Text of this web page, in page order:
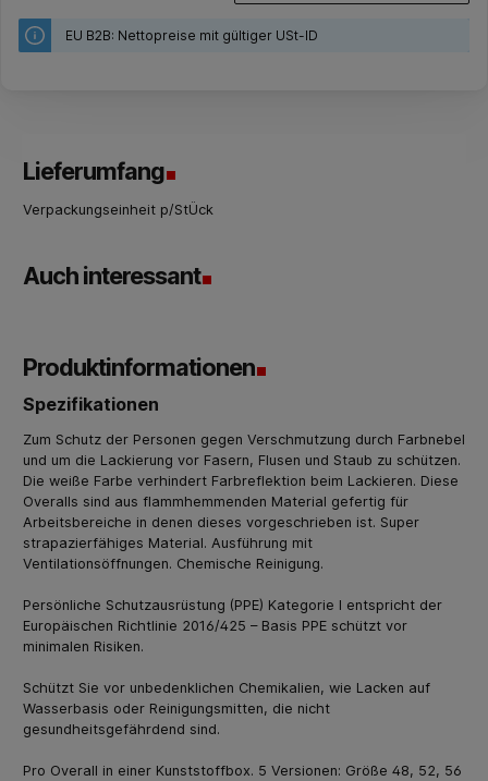
EU B2B: Nettopreise mit gültiger USt-ID
Lieferumfang
Verpackungseinheit p/StÜck
Auch interessant
Produktinformationen
Spezifikationen
Zum Schutz der Personen gegen Verschmutzung durch Farbnebel
und um die Lackierung vor Fasern, Flusen und Staub zu schützen.
Die weiße Farbe verhindert Farbreflektion beim Lackieren. Diese
Overalls sind aus flammhemmenden Material gefertig für
Arbeitsbereiche in denen dieses vorgeschrieben ist. Super
strapazierfähiges Material. Ausführung mit
Ventilationsöffnungen. Chemische Reinigung.
Persönliche Schutzausrüstung (PPE) Kategorie I entspricht der
Europäischen Richtlinie 2016/425 – Basis PPE schützt vor
minimalen Risiken.
Schützt Sie vor unbedenklichen Chemikalien, wie Lacken auf
Wasserbasis oder Reinigungsmitten, die nicht
gesundheitsgefährdend sind.
Pro Overall in einer Kunststoffbox. 5 Versionen: Größe 48, 52, 56